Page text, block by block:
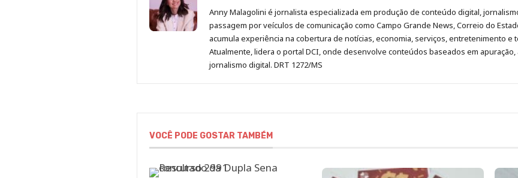
Anny Malagolini é jornalista especializada em produção de conteúdo digital,
passagem por veículos de comunicação como Campo Grande News, Correio do
acumula experiência na cobertura de notícias, economia, serviços, entretenimento e
Atualmente, lidera o portal DCI, onde desenvolve conteúdos baseados em
jornalismo digital. DRT 1272/MS
VOCÊ PODE GOSTAR TAMBÉM